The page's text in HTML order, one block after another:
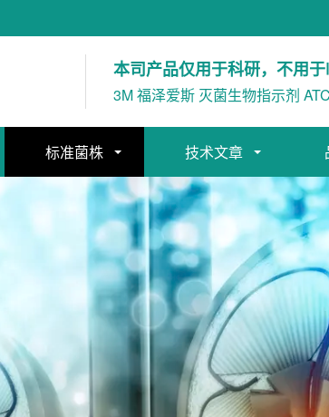
本司产品仅用于科研，不用于
3M 福泽爱斯 灭菌生物指示剂
标准菌株 技术文章